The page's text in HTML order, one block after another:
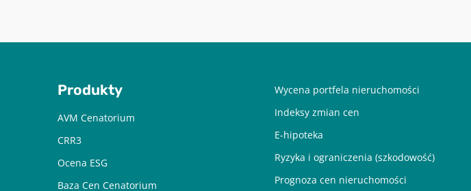
Produkty
AVM Cenatorium
CRR3
Ocena ESG
Baza Cen Cenatorium
Wycena portfela nieruchomości
Indeksy zmian cen
E-hipoteka
Ryzyka i ograniczenia (szkodowość)
Prognoza cen nieruchomości